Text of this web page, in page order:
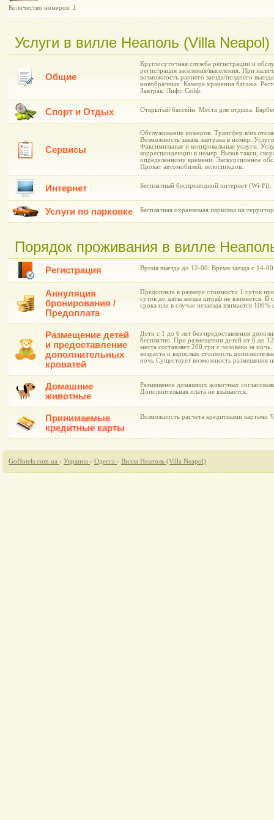
Количество номеров: 1
Услуги в вилле Неаполь (Villa Neapol)
Общие
Круглосуточная служба регистрации и
регистрация заселения/выселения. При
возможность раннего заезда/позднего
новобрачных. Камера хранения багажа.
Завтрак. Лифт. Сейф.
Спорт и Отдых Открытый бассейн. Места для отдыха.
Сервисы
Обслуживание номеров. Трансфер в/из
Возможность заказа завтрака в номер.
Факсимильные и копировальные услуги.
корреспонденции в номер. Вызов такси,
определенному времени. Экскурсионное
Прокат автомобилей, велосипедов.
Интернет Бесплатный беспроводной интернет (Wi-Fi).
Услуги по парковке Бесплатная охраняемая парковка на
Порядок проживания в вилле
Регистрация Время выезда до 12-00. Время заезда с 14-
Аннуляция
бронирования /
Предоплата
Предоплата в размере стоимости 1 суток
суток до даты заезда штраф не взимается. В
срока или в случае незаезда взимается
Размещение детей
и предоставление
дополнительных
кроватей
Дети с 1 до 6 лет без предоставления
бесплатно. При размещении детей от 6 до
места составляет 200 грн с человека за
возраста и взрослых стоимость
ночь.Существует возможность размещения
Домашние
животные
Размещение домашних животных
Дополнительная плата не взымается.
Принимаемые
кредитные карты
Возможность расчета кредитными картами
GoHotels.com.ua › Украина › Одесса › Вилла Неаполь (Villa Neapol)